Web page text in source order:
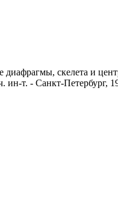
скелета и
ин-т. - Санкт-Петербург,